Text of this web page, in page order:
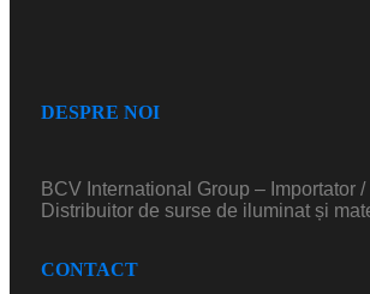
DESPRE NOI
BCV International Group – Importator
Distribuitor de surse de iluminat și
CONTACT